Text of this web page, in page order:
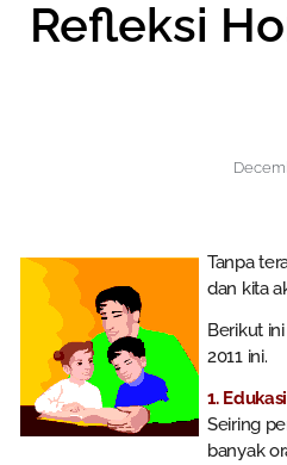
Refleksi
Tanpa
dan kita
Berikut
2011 ini.
1.
Seiring
banyak